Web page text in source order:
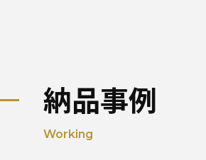
納品事例
Working